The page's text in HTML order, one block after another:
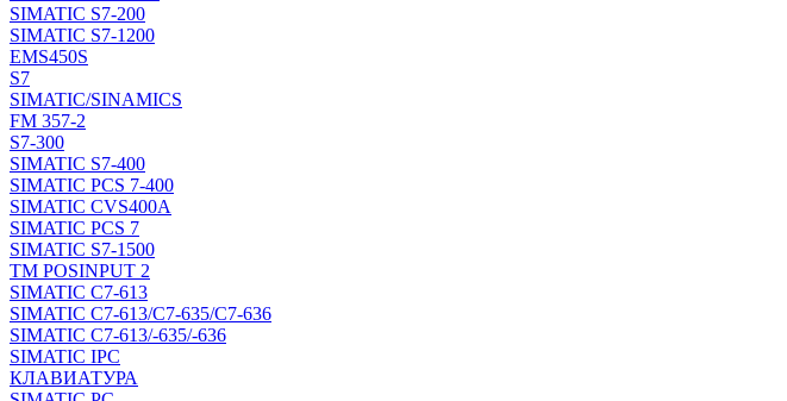
SIMATIC S7-200
SIMATIC S7-1200
EMS450S
S7
SIMATIC/SINAMICS
FM 357-2
S7-300
SIMATIC S7-400
SIMATIC PCS 7-400
SIMATIC CVS400A
SIMATIC PCS 7
SIMATIC S7-1500
TM POSINPUT 2
SIMATIC C7-613
SIMATIC C7-613/C7-635/C7-636
SIMATIC C7-613/-635/-636
SIMATIC IPC
КЛАВИАТУРА